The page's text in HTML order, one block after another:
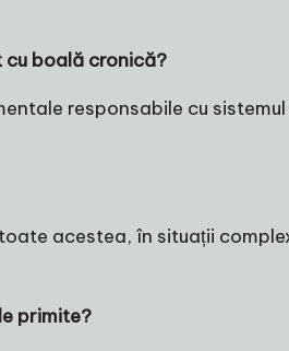
cu boală cronică?
responsabile cu
acestea, în situații
primite?